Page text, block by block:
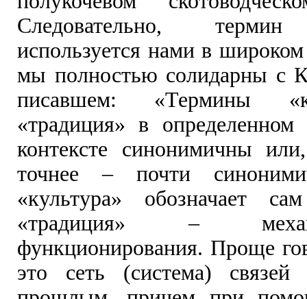
Следовательно, термин
используется нами в
мы полностью солидарны с
писавшем: «Термины
«традиция» в определенном
контексте синонимичны
точнее – почти
«культура» обозначает
«традиция» –
функционирования. Проще
это сеть (система) связей